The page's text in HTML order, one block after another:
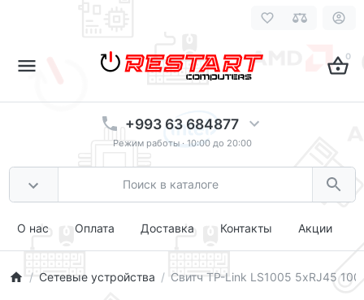
0
+993 63 684877
Режим работы · 10:00 до 20:00
О нас Оплата Доставка Контакты Акции
Сетевые устройства Свитч TP-Link LS1005 5xRJ45